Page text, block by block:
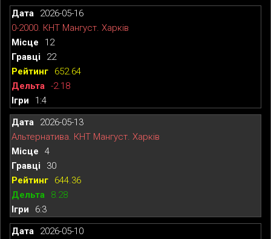
2026-05-16
0-2000. КНТ Мангуст. Харків
12
22
652.64
-2.18
1:4
2026-05-13
Альтернатива. КНТ Мангуст. Харків
4
30
644.36
8.28
6:3
2026-05-10